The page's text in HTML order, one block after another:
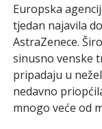
Europska
tjedan najavila
AstraZenece.
sinusno venske
pripadaju u
nedavno
mnogo veće od